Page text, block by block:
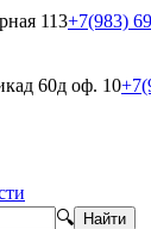
113+7(983)
60д оф. 10
🔍
Найти